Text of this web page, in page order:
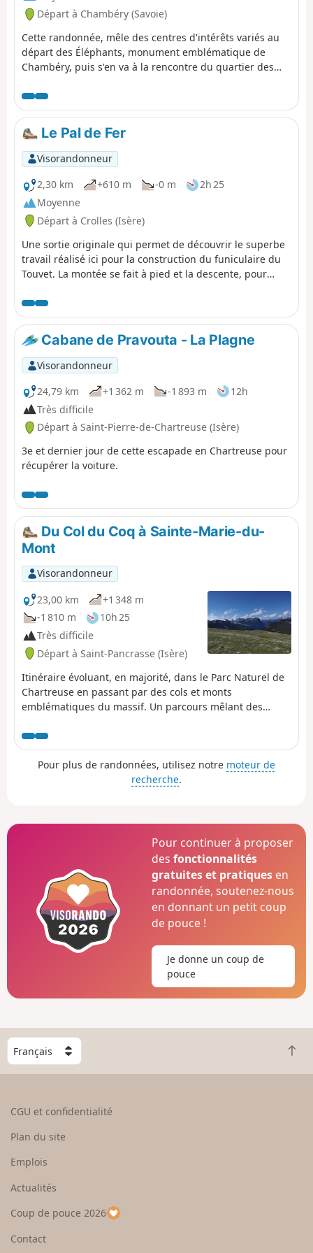
Départ à Chambéry (Savoie)
Cette randonnée, mêle des centres d'intérêts variés au
départ des Éléphants, monument emblématique de
Chambéry, puis s'en va à la rencontre du quartier des
c'est la Grande Montagne qui n'a rien à voir avec la haute
montagne, elle révèle toutefois des panoramas sur des
massifs lointains. La première partie s'appuie sur le
GR®96.Le Pal de Fer
Visorandonneur
2,30 km
+610 m -0 m
2h 25
Moyenne
Départ à Crolles (Isère)
Une sortie originale qui permet de découvrir le superbe
travail réalisé ici pour la construction du funiculaire du
Touvet. La montée se fait à pied et la descente, pour
Ce circuit est actuellement interdit voir explications ici
(Remarque d'un randonneur) en date du 18 juin 2023 :
petite partie difficile: la traversée du couloir de
l’éboulement où il faut s’aider avec 2 cordes pour
rejoindre le chemin en forêt.
Cabane de Pravouta - La Plagne
Visorandonneur
24,79 km
+1 362 m -1 893 m
12h
Très difficile
Départ à Saint-Pierre-de-Chartreuse (Isère)
3e et dernier jour de cette escapade en Chartreuse pour
récupérer la voiture.
Du Col du Coq à Sainte-Marie-du-
Mont
Visorandonneur
23,00 km
+1 348 m
-1 810 m
10h 25
Très difficile
Départ à Saint-Pancrasse (Isère)
Itinéraire évoluant, en majorité, dans le Parc Naturel de
Chartreuse en passant par des cols et monts
emblématiques du massif. Un parcours mêlant des
alpages et un village.
Pour plus de randonnées, utilisez notre moteur de
recherche.
Pour continuer à proposer
desfonctionnalités
gratuites et pratiques en
randonnée, soutenez-nous
en donnant un petit coup
de pouce !
Je donne un coup de
pouce
C
h
o
e
u
p
a
R
e
CGU et confidentialité
Plan du site
Emplois
Actualités
Coup de pouce 2026
Contact